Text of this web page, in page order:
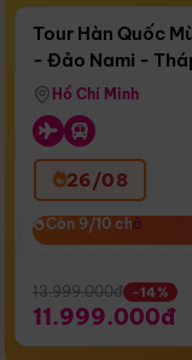
Còn17 ngày 11:43:50
Bay Sun
Tour Hàn Quốc
- Đảo Nami -
Airways)
Hồ Chí Minh
26/08
Còn 9/10 chỗ
Còn 9/10 chỗ
13.999.000đ -14%
11.999.000đ